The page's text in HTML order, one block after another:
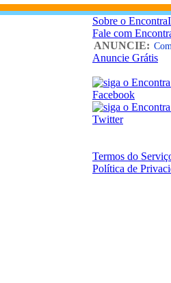
Sobre o
Fale com
ANUNCIE:
Anuncie Grátis
Termos do
Política de